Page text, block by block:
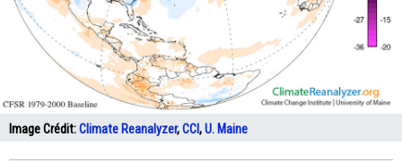
Image Crédit:Climate Reanalyzer,CCI,U. Maine